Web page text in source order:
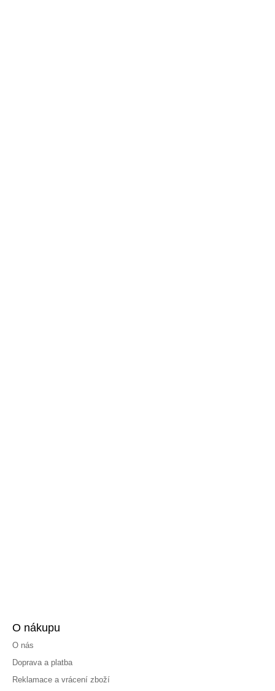
O nákupu
O nás
Doprava a platba
Reklamace a vrácení zboží